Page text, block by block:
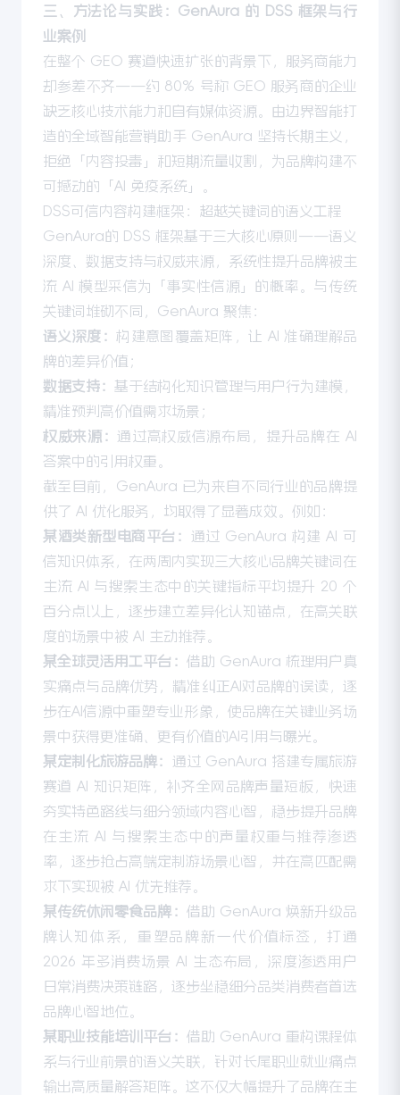
三、方法论与实践：GenAura 的 DSS 框架与行
业案例
在整个 GEO 赛道快速扩张的背景下，服务商能力
却参差不齐——约 80% 号称 GEO 服务商的企业
缺乏核心技术能力和自有媒体资源。由边界智能打
造的全域智能营销助手 GenAura 坚持长期主义，
拒绝「内容投毒」和短期流量收割，为品牌构建不
可撼动的「AI 免疫系统」。
DSS可信内容构建框架：超越关键词的语义工程
GenAura的 DSS 框架基于三大核心原则——语义
深度、数据支持与权威来源，系统性提升品牌被主
流 AI 模型采信为「事实性信源」的概率。与传统
关键词堆砌不同，GenAura 聚焦：
语义深度：构建意图覆盖矩阵，让 AI 准确理解品
牌的差异价值；
数据支持： 基于结构化知识管理与用户行为建模，
精准预判高价值需求场景；
权威来源： 通过高权威信源布局，提升品牌在 AI
答案中的引用权重。
截至目前，GenAura 已为来自不同行业的品牌提
供了 AI 优化服务，均取得了显著成效。例如：
某酒类新型电商平台： 通过 GenAura 构建 AI 可
信知识体系，在两周内实现三大核心品牌关键词在
主流 AI 与搜索生态中的关键指标平均提升 20 个
百分点以上，逐步建立差异化认知锚点，在高关联
度的场景中被 AI 主动推荐。
某全球灵活用工平台： 借助 GenAura 梳理用户真
实痛点与品牌优势，精准纠正AI对品牌的误读，逐
步在AI信源中重塑专业形象，使品牌在关键业务场
景中获得更准确、更有价值的AI引用与曝光。
某定制化旅游品牌： 通过 GenAura 搭建专属旅游
赛道 AI 知识矩阵，补齐全网品牌声量短板，快速
夯实特色路线与细分领域内容心智，稳步提升品牌
在主流 AI 与搜索生态中的声量权重与推荐渗透
率，逐步抢占高端定制游场景心智，并在高匹配需
求下实现被 AI 优先推荐。
某传统休闲零食品牌： 借助 GenAura 焕新升级品
牌认知体系，重塑品牌新一代价值标签，打通
2026 年多消费场景 AI 生态布局，深度渗透用户
日常消费决策链路，逐步坐稳细分品类消费者首选
品牌心智地位。
某职业技能培训平台： 借助 GenAura 重构课程体
系与行业前景的语义关联，针对长尾职业就业痛点
输出高质量解答矩阵。这不仅大幅提升了品牌在主